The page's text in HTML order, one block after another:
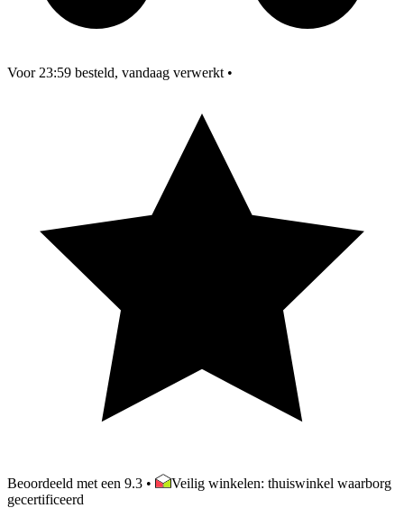
Voor 23:59 besteld, vandaag verwerkt •
Beoordeeld met een 9.3 •
Veilig winkelen: thuiswinkel waarborg
gecertificeerd